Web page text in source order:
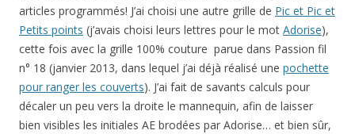
articles programmés! J’ai choisi une autre grille de Pic et Pic et
Petits points (j’avais choisi leurs lettres pour le mot Adorise),
cette fois avec la grille 100% couture parue dans Passion fil
n° 18 (janvier 2013, dans lequel j’ai déjà réalisé une pochette
pour ranger les couverts). J’ai fait de savants calculs pour
décaler un peu vers la droite le mannequin, afin de laisser
bien visibles les initiales AE brodées par Adorise… et bien sûr,